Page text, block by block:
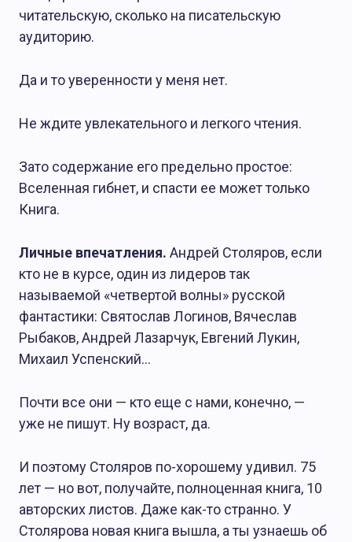
читательскую, сколько на писательскую
аудиторию.
Да и то уверенности у меня нет.
Не ждите увлекательного и легкого чтения.
Зато содержание его предельно простое:
Вселенная гибнет, и спасти ее может только
Книга.
Личные впечатления. Андрей Столяров, если
кто не в курсе, один из лидеров так
называемой «четвертой волны» русской
фантастики: Святослав Логинов, Вячеслав
Рыбаков, Андрей Лазарчук, Евгений Лукин,
Михаил Успенский…
Почти все они — кто еще с нами, конечно, —
уже не пишут. Ну возраст, да.
И поэтому Столяров по-хорошему удивил. 75
лет — но вот, получайте, полноценная книга, 10
авторских листов. Даже как-то странно. У
Столярова новая книга вышла, а ты узнаешь об